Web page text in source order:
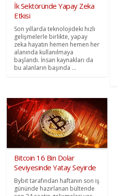
İk Sektöründe Yapay Zeka
Etkisi
Son yıllarda teknolojideki hızlı
gelişmelerle birlikte, yapay
zeka hayatın hemen hemen her
alanında kullanılmaya
başlandı. İnsan kaynakları da
bu alanların başında ...
Bitcoin 16 Bin Dolar
Seviyesinde Yatay Seyirde
Bybit tarafından haftanın son iş
gününde hazırlanan bültende